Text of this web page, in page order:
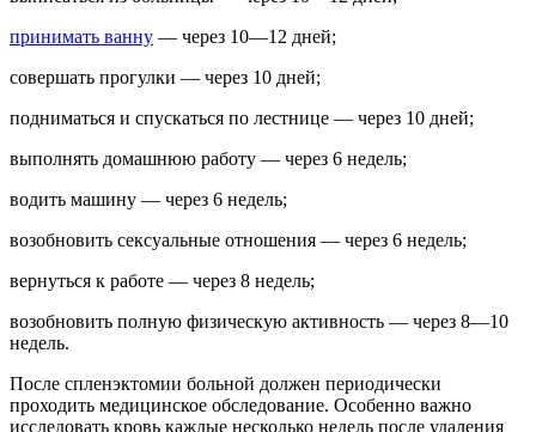
принимать ванну — через 10—12 дней;
совершать прогулки — через 10 дней;
подниматься и спускаться по лестнице — через 10 дней;
выполнять домашнюю работу — через 6 недель;
водить машину — через 6 недель;
возобновить сексуальные отношения — через 6 недель;
вернуться к работе — через 8 недель;
возобновить полную физическую активность — через 8—10
недель.
После спленэктомии больной должен периодически
проходить медицинское обследование. Особенно важно
исследовать кровь каждые несколько недель после удаления